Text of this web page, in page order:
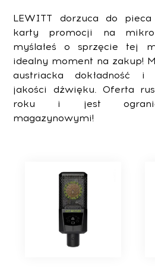
LEWITT dorzuca do
karty promocji na
myślałeś o sprzęcie tej
idealny moment na zakup!
austriacka dokładność i
jakości dźwięku. Oferta
roku i jest
magazynowymi!